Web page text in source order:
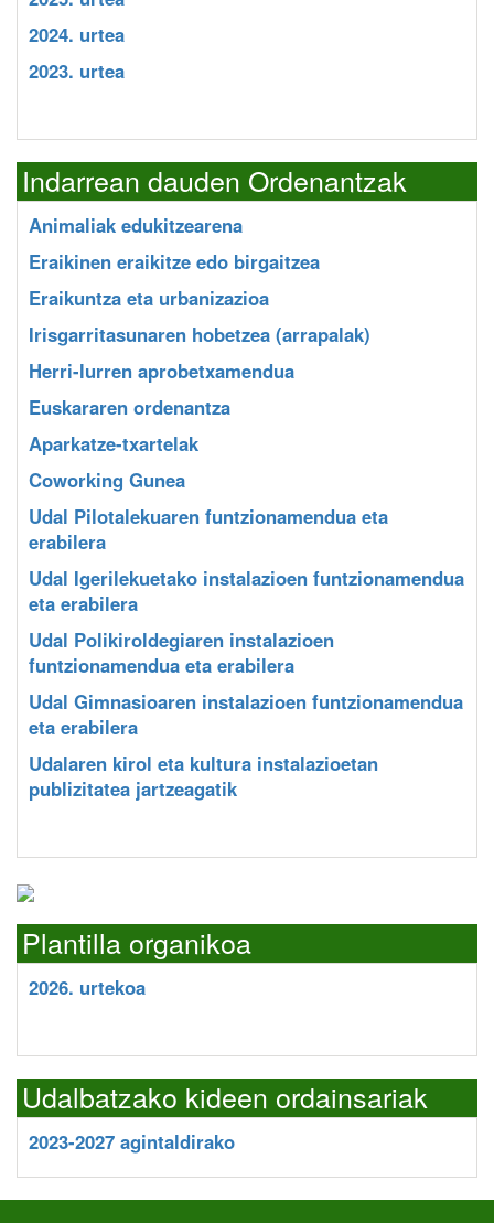
2024. urtea
2023. urtea
Indarrean dauden Ordenantzak
Animaliak edukitzearena
Eraikinen eraikitze edo birgaitzea
Eraikuntza eta urbanizazioa
Irisgarritasunaren hobetzea (arrapalak)
Herri-lurren aprobetxamendua
Euskararen ordenantza
Aparkatze-txartelak
Coworking Gunea
Udal Pilotalekuaren funtzionamendua eta
erabilera
Udal Igerilekuetako instalazioen funtzionamendua
eta erabilera
Udal Polikiroldegiaren instalazioen
funtzionamendua eta erabilera
Udal Gimnasioaren instalazioen funtzionamendua
eta erabilera
Udalaren kirol eta kultura instalazioetan
publizitatea jartzeagatik
Plantilla organikoa
2026. urtekoa
Udalbatzako kideen ordainsariak
2023-2027 agintaldirako